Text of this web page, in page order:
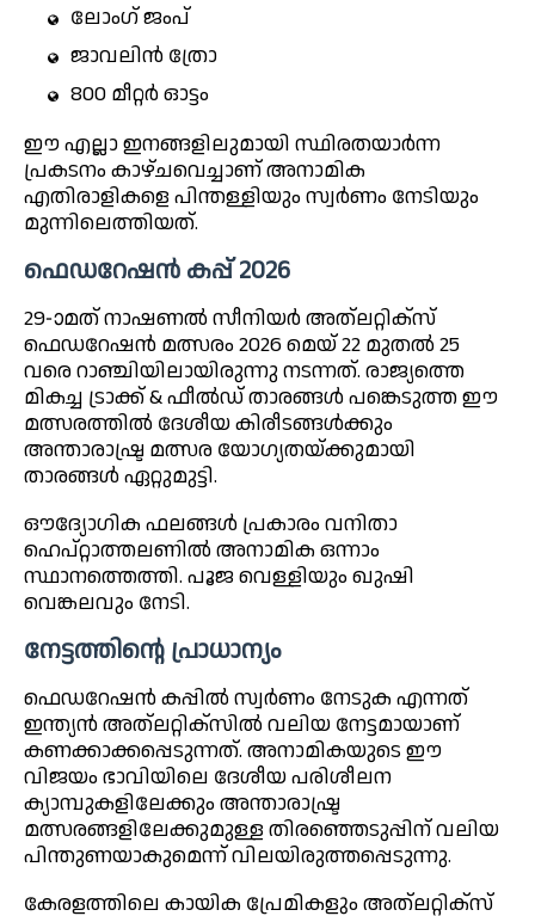
ലോംഗ് ജംപ്
ജാവലിൻ ത്രോ
800 മീറ്റർ ഓട്ടം
ഈ എല്ലാ ഇനങ്ങളിലുമായി സ്ഥിരതയാർന്ന
പ്രകടനം കാഴ്ചവെച്ചാണ് അനാമിക
എതിരാളികളെ പിന്തള്ളിയും സ്വർണം നേടിയും
മുന്നിലെത്തിയത്.
ഫെഡറേഷൻ കപ്പ് 2026
29-ാമത് നാഷണൽ സീനിയർ അത്‌ലറ്റിക്സ്
ഫെഡറേഷൻ മത്സരം 2026 മെയ് 22 മുതൽ 25
വരെ റാഞ്ചിയിലായിരുന്നു നടന്നത്. രാജ്യത്തെ
മികച്ച ട്രാക്ക് & ഫീൽഡ് താരങ്ങൾ പങ്കെടുത്ത ഈ
മത്സരത്തിൽ ദേശീയ കിരീടങ്ങൾക്കും
അന്താരാഷ്ട്ര മത്സര യോഗ്യതയ്ക്കുമായി
താരങ്ങൾ ഏറ്റുമുട്ടി.
ഔദ്യോഗിക ഫലങ്ങൾ പ്രകാരം വനിതാ
ഹെപ്റ്റാത്തലണിൽ അനാമിക ഒന്നാം
സ്ഥാനത്തെത്തി. പൂജ വെള്ളിയും ഖുഷി
വെങ്കലവും നേടി.
നേട്ടത്തിന്റെ പ്രാധാന്യം
ഫെഡറേഷൻ കപ്പിൽ സ്വർണം നേടുക എന്നത്
ഇന്ത്യൻ അത്‌ലറ്റിക്സിൽ വലിയ നേട്ടമായാണ്
കണക്കാക്കപ്പെടുന്നത്. അനാമികയുടെ ഈ
വിജയം ഭാവിയിലെ ദേശീയ പരിശീലന
ക്യാമ്പുകളിലേക്കും അന്താരാഷ്ട്ര
മത്സരങ്ങളിലേക്കുമുള്ള തിരഞ്ഞെടുപ്പിന് വലിയ
പിന്തുണയാകുമെന്ന് വിലയിരുത്തപ്പെടുന്നു.
കേരളത്തിലെ കായിക പ്രേമികളും അത്‌ലറ്റിക്സ്